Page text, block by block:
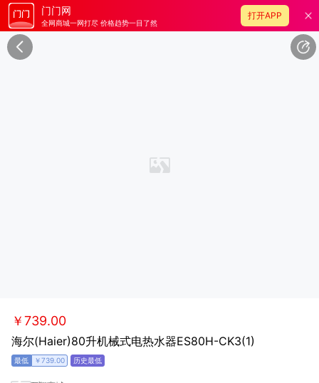
门门网
全网商城一网打尽 价格趋势一目了然
打开APP
￥739.00
海尔(Haier)80升机械式电热水器ES80H-CK3(1)
￥739.00